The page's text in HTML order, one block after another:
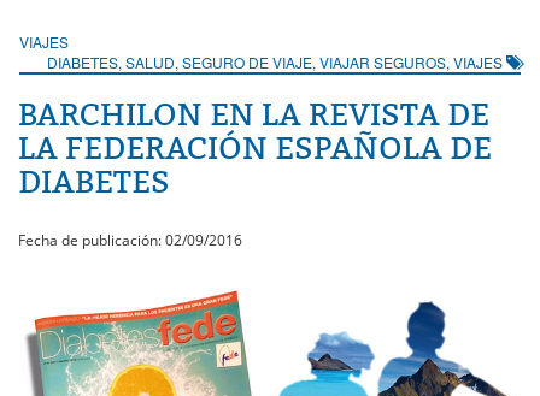
VIAJES
DIABETES, SALUD, SEGURO DE VIAJE, VIAJAR SEGUROS, VIAJES
BARCHILON EN LA REVISTA DE
LA FEDERACIÓN ESPAÑOLA DE
DIABETES
Fecha de publicación: 02/09/2016